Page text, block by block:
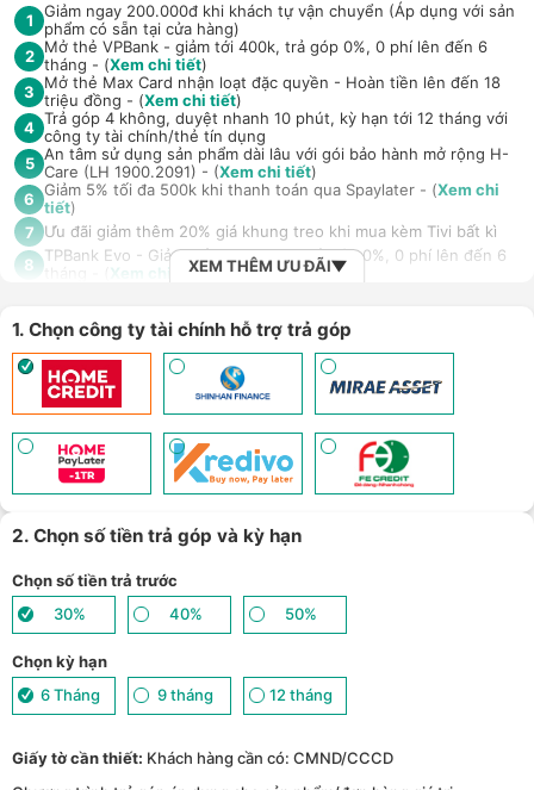
1
Giảm ngay 200.000đ khi khách tự vận chuyển (Áp dụng với sản
phẩm có sẵn tại cửa hàng)
2 Mở thẻ VPBank - giảm tới 400k, trả góp 0%, 0 phí lên đến 6
tháng - (Xem chi tiết)
3
Mở thẻ Max Card nhận loạt đặc quyền - Hoàn tiền lên đến 18
triệu đồng - (Xem chi tiết)
4 Trả góp 4 không, duyệt nhanh 10 phút, kỳ hạn tới 12 tháng với
công ty tài chính/thẻ tín dụng
5 An tâm sử dụng sản phẩm dài lâu với gói bảo hành mở rộng H-
Care (LH 1900.2091) - (Xem chi tiết)
6 Giảm 5% tối đa 500k khi thanh toán qua Spaylater - (Xem chi
tiết)
7
Ưu đãi giảm thêm 20% giá khung treo khi mua kèm Tivi bất kì
8
TPBank Evo - Giảm đến 500.000đ, trả góp 0%, 0 phí lên đến 6
Xem chi tiết)
10 Nhận báo giá tốt nhất cho khách hàng doanh nghiệp B2B khi
mua số lượng lớn - (
Xem chi tiết
XEM THÊM ƯU ĐÃI
1. Chọn công ty tài chính hỗ trợ trả góp
2. Chọn số tiền trả góp và kỳ hạn
Chọn số tiền trả trước
30%
40% 50%
Chọn kỳ hạn
6 Tháng
9 tháng 12 tháng
Giấy tờ cần thiết: Khách hàng cần có: CMND/CCCD